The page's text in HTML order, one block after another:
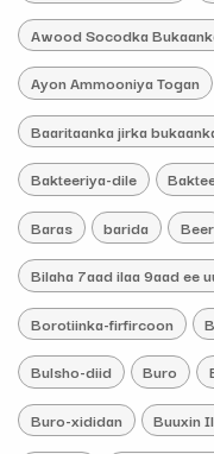
Awood Socodka
Ayon Ammooniya Togan
Baaritaanka jirka
Bakteeriya-dile
Baras barida Beer
Bilaha 7aad ilaa 9aad ee
Borotiinka-firfircoon
Bulsho-diid Buro
Buro-xididan Buuxin